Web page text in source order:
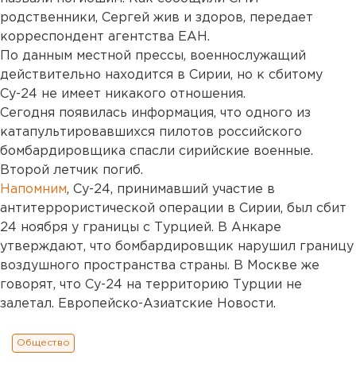
родственники, Сергей жив и здоров, передает
корреспондент агентства ЕАН.
По данным местной прессы, военнослужащий
действительно находится в Сирии, но к сбитому
Су-24 не имеет никакого отношения.
Сегодня появилась информация, что одного из
катапультировавшихся пилотов российского
бомбардировщика спасли сирийские военные.
Второй летчик погиб.
Напомним, Су-24, принимавший участие в
антитеррористической операции в Сирии, был сбит
24 ноября у границы с Турцией. В Анкаре
утверждают, что бомбардировщик нарушил границу
воздушного пространства страны. В Москве же
говорят, что Су-24 на территорию Турции не
залетал. Европейско-Азиатские Новости.
Общество